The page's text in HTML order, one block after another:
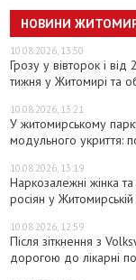
НОВИНИ
10.08.2026, 13:50
Грозу у вівторок і
тижня у Житомирі та
10.08.2026, 13:21
У житомирському
модульного укриття:
10.08.2026, 13:19
Наркозалежні жінка
росіян у Житомирській
10.08.2026, 12:59
Після зіткнення з
дорогою до лікарні